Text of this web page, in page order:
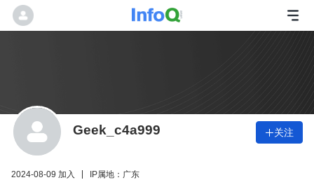
Geek_c4a999 关注
2024-08-09 加入
IP属地：广东